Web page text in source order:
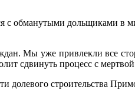
с обманутыми дольщиками в
Мы уже привлекли все
сдвинуть процесс с
долевого строительства